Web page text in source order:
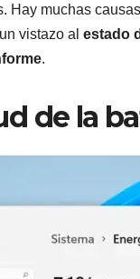
Hay muchas
vistazo al estado
.
de la